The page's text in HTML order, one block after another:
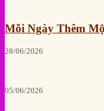
Mỗi Ngày Thêm
28/06/2026
05/06/2026